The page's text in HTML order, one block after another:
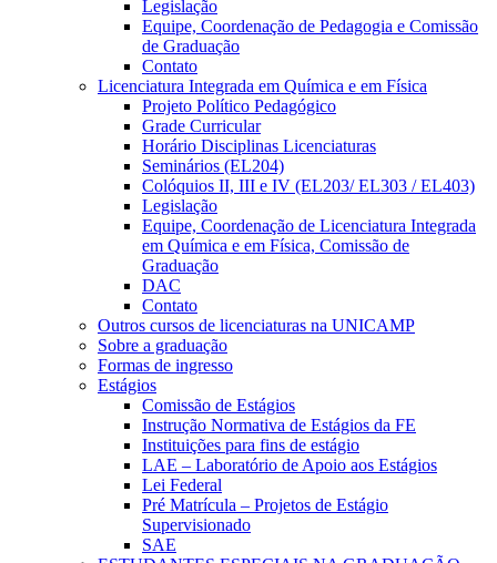
Legislação
Equipe, Coordenação de Pedagogia e Comissão
de Graduação
Contato
Licenciatura Integrada em Química e em Física
Projeto Político Pedagógico
Grade Curricular
Horário Disciplinas Licenciaturas
Seminários (EL204)
Colóquios II, III e IV (EL203/ EL303 / EL403)
Legislação
Equipe, Coordenação de Licenciatura Integrada
em Química e em Física, Comissão de
Graduação
DAC
Contato
Outros cursos de licenciaturas na UNICAMP
Sobre a graduação
Formas de ingresso
Estágios
Comissão de Estágios
Instrução Normativa de Estágios da FE
Instituições para fins de estágio
LAE – Laboratório de Apoio aos Estágios
Lei Federal
Pré Matrícula – Projetos de Estágio
Supervisionado
SAE